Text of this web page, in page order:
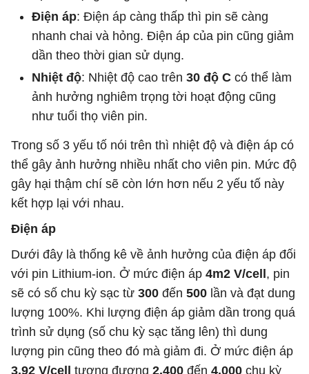
Điện áp: Điện áp càng thấp thì pin sẽ càng
nhanh chai và hỏng. Điện áp của pin cũng giảm
dần theo thời gian sử dụng.
Nhiệt độ: Nhiệt độ cao trên 30 độ C có thể làm
ảnh hưởng nghiêm trọng tời hoạt động cũng
như tuổi thọ viên pin.
Trong số 3 yếu tố nói trên thì nhiệt độ và điện áp có
thể gây ảnh hưởng nhiều nhất cho viên pin. Mức độ
gây hại thậm chí sẽ còn lớn hơn nếu 2 yếu tố này
kết hợp lại với nhau.
Điện áp
Dưới đây là thống kê về ảnh hưởng của điện áp đối
với pin Lithium-ion. Ở mức điện áp 4m2 V/cell , pin
sẽ có số chu kỳ sạc từ 300 đến 500 lần và đạt dung
lượng 100%. Khi lượng điện áp giảm dần trong quá
trình sử dụng (số chu kỳ sạc tăng lên) thì dung
lượng pin cũng theo đó mà giảm đi. Ở mức điện áp
3,92 V/cell
tương đương 2.400 đến 4.000 chu kỳ